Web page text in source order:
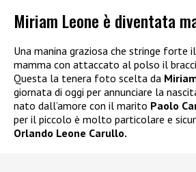
Miriam Leone è diventata
Una manina graziosa che stringe forte
mamma con attaccato al polso il
Questa la tenera foto scelta da
giornata di oggi per annunciare la
nato dall’amore con il marito Paolo
per il piccolo è molto particolare e
Orlando Leone Carullo.